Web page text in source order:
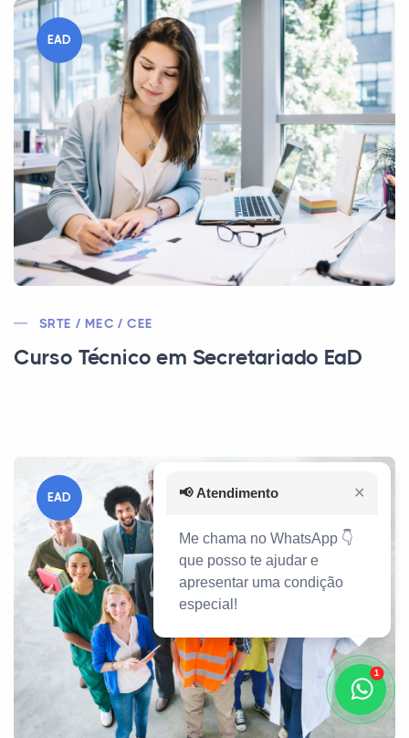
EAD
SRTE / MEC / CEE
Curso Técnico em Secretariado EaD
EAD
1
📢 Atendimento ✕
Me chama no WhatsApp 👇
que posso te ajudar e
apresentar uma condição
especial!